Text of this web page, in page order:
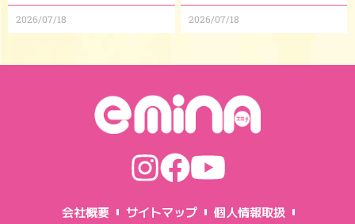
2026/07/18 2026/07/18
会社概要 サイトマップ
個人情報取扱